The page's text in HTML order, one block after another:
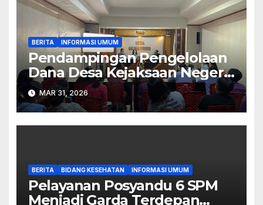
BERITA INFORMASI UMUM
Pendampingan Pengelolaan
Dana Desa Kejaksaan Negeri
Tabanan
MAR 31, 2026
BERITA BIDANG KESEHATAN INFORMASI UMUM
Pelayanan Posyandu 6 SPM
Menjadi Garda Terdepan